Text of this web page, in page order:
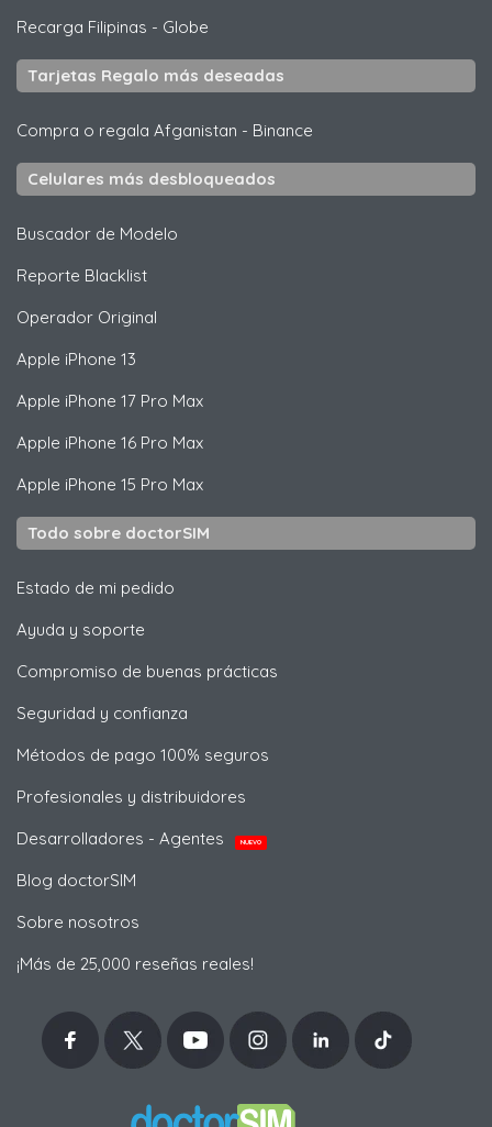
Recarga Filipinas - Globe
Tarjetas Regalo más deseadas
Compra o regala Afganistan - Binance
Celulares más desbloqueados
Buscador de Modelo
Reporte Blacklist
Operador Original
Apple iPhone 13
Apple iPhone 17 Pro Max
Apple iPhone 16 Pro Max
Apple iPhone 15 Pro Max
Todo sobre doctorSIM
Estado de mi pedido
Ayuda y soporte
Compromiso de buenas prácticas
Seguridad y confianza
Métodos de pago 100% seguros
Profesionales y distribuidores
Desarrolladores - Agentes
NUEVO
Blog doctorSIM
Sobre nosotros
¡Más de 25,000 reseñas reales!